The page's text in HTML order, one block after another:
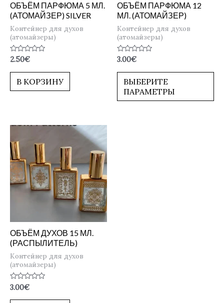
ОБЪЁМ ПАРФЮМА 5 МЛ.
(АТОМАЙЗЕР) SILVER
Контейнер для духов
(атомайзеры)
Оценка
из
2.50€
В КОРЗИНУ
ОБЪЁМ ПАРФЮМА 12
МЛ. (АТОМАЙЗЕР)
Контейнер для духов
(атомайзеры)
Оценка
из
3.00€
ВЫБЕРИТЕ
ПАРАМЕТРЫ
ОБЪЁМ ДУХОВ 15 МЛ.
(РАСПЫЛИТЕЛЬ)
Контейнер для духов
(атомайзеры)
Оценка
0
из
3.00€